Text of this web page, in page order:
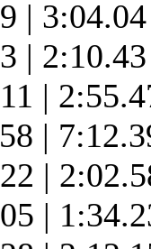
|
|
|
|
|
|